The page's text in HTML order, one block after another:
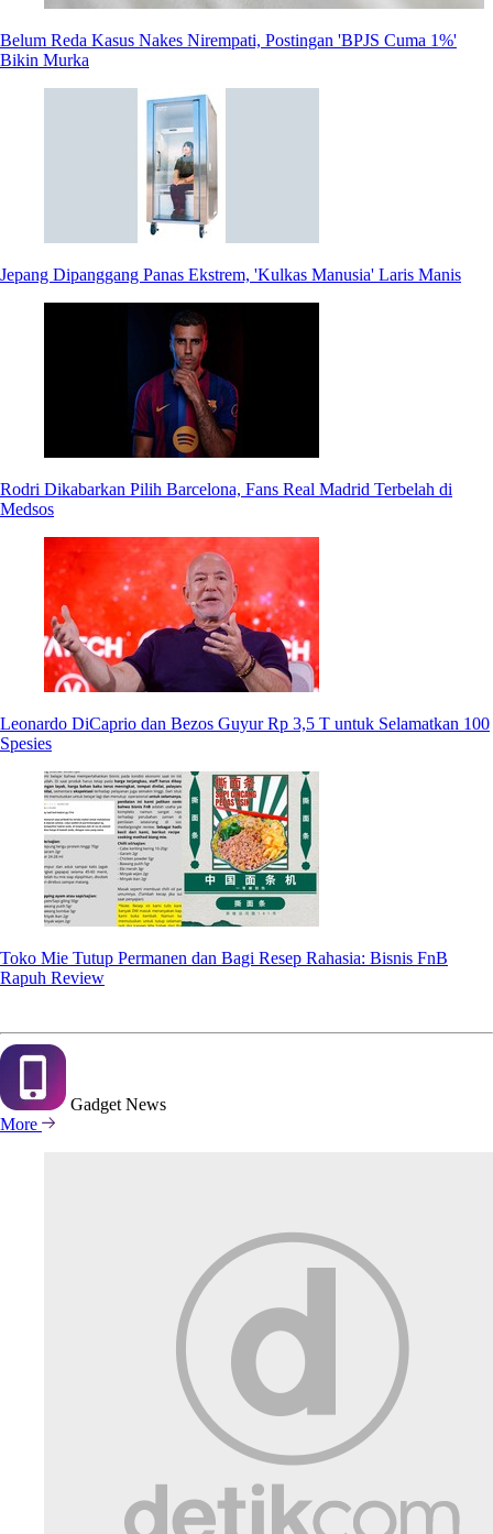
Belum Reda Kasus Nakes Nirempati, Postingan 'BPJS Cuma 1%'
Bikin Murka
Jepang Dipanggang Panas Ekstrem, 'Kulkas Manusia' Laris Manis
Rodri Dikabarkan Pilih Barcelona, Fans Real Madrid Terbelah di
Medsos
Leonardo DiCaprio dan Bezos Guyur Rp 3,5 T untuk Selamatkan 100
Spesies
Toko Mie Tutup Permanen dan Bagi Resep Rahasia: Bisnis FnB
Rapuh Review
Gadget News
More